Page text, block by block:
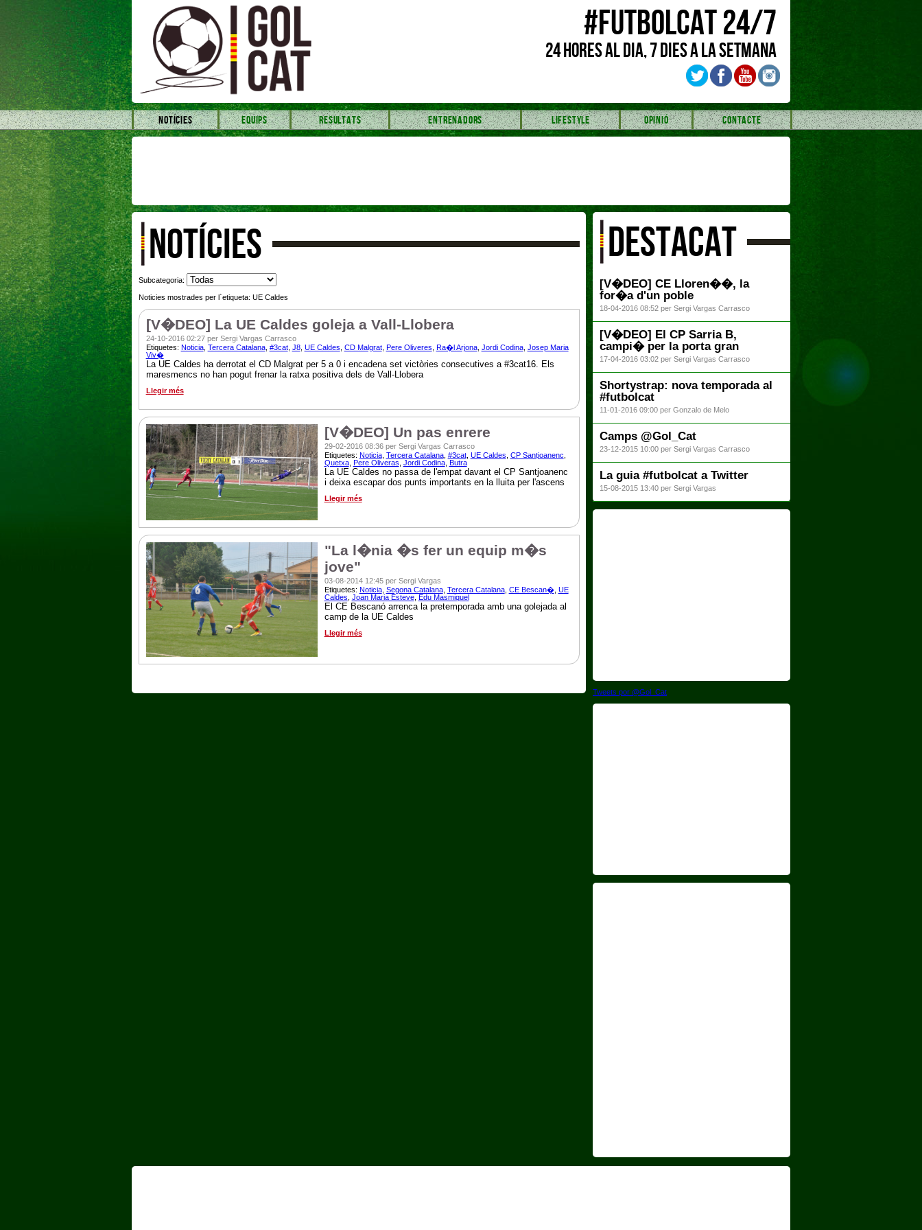
#FUTBOLCAT 24/7
24 HORES AL DIA, 7 DIES A LA SETMANA
NOTÍCIES EQUIPS RESULTATS ENTRENADORS LIFESTYLE OPINIÓ CONTACTE
NOTÍCIES
Subcategoria:
Noticies mostrades per l`etiqueta: UE Caldes
[V�DEO] La UE Caldes goleja a Vall-Llobera
24-10-2016 02:27 per Sergi Vargas Carrasco
Etiquetes: Noticia, Tercera Catalana, #3cat, J8, UE Caldes CD Malgrat, Pere Oliveres Ra�l Arjona, Jordi Codina, Josep Maria
Viv�
La UE Caldes ha derrotat el CD Malgrat per 5 a 0 i encadena set victòries consecutives a #3cat16. Els
maresmencs no han pogut frenar la ratxa positiva dels de Vall-Llobera
Llegir més
[V�DEO] Un pas enrere
29-02-2016 08:36 per Sergi Vargas Carrasco
Etiquetes: Noticia, Tercera Catalana, #3cat, UE Caldes CP Santjoanenc
Quetxa, Pere Oliveras Jordi Codina, Butra
La UE Caldes no passa de l'empat davant el CP Santjoanenc
i deixa escapar dos punts importants en la lluita per l'ascens
Llegir més
"La l�nia �s fer un equip m�s
jove"
03-08-2014 12:45 per Sergi Vargas
Etiquetes: Noticia, Segona Catalana, Tercera Catalana, CE Bescan�, UE
Caldes Joan Maria Esteve, Edu Masmiquel
El CE Bescanó arrenca la pretemporada amb una golejada al
camp de la UE Caldes
Llegir més
DESTACAT
[V�DEO] CE Lloren��, la
for�a d'un poble
18-04-2016 08:52 per Sergi Vargas Carrasco
[V�DEO] El CP Sarria B,
campi� per la porta gran
17-04-2016 03:02 per Sergi Vargas Carrasco
Shortystrap: nova temporada al
#futbolcat
11-01-2016 09:00 per Gonzalo de Melo
Camps @Gol_Cat
23-12-2015 10:00 per Sergi Vargas Carrasco
La guia #futbolcat a Twitter
15-08-2015 13:40 per Sergi Vargas
Tweets por @Gol_Cat